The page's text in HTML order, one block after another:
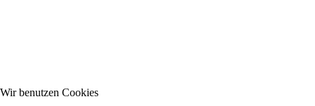
Wir benutzen Cookies